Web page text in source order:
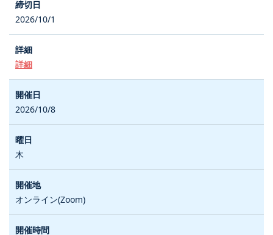
2026/10/1
詳細
2026/10/8
木
オンライン(Zoom)